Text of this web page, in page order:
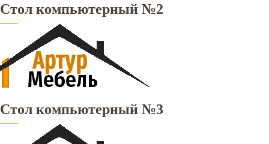
Стол компьютерный №2
Стол компьютерный №3